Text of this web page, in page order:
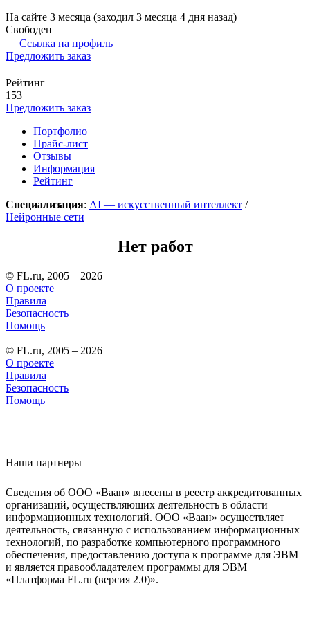
На сайте 3 месяца (заходил 3 месяца 4 дня назад)
Свободен
Ссылка на профиль
Предложить заказ
Рейтинг
153
Предложить заказ
Портфолио
Прайс-лист
Отзывы
Информация
Рейтинг
Специализация: AI — искусственный интеллект /
Нейронные сети
Нет работ
© FL.ru, 2005 – 2026
О проекте
Правила
Безопасность
Помощь
© FL.ru, 2005 – 2026
О проекте
Правила
Безопасность
Помощь
Наши партнеры
Сведения об ООО «Ваан» внесены в реестр аккредитованных
организаций, осуществляющих деятельность в области
информационных технологий. ООО «Ваан» осуществляет
деятельность, связанную с использованием информационных
технологий, по разработке компьютерного программного
обеспечения, предоставлению доступа к программе для ЭВМ
и является правообладателем программы для ЭВМ
«Платформа FL.ru (версия 2.0)».